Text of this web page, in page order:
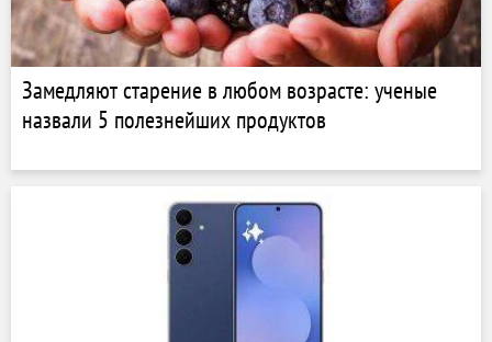
Замедляют старение в любом возрасте: ученые
назвали 5 полезнейших продуктов